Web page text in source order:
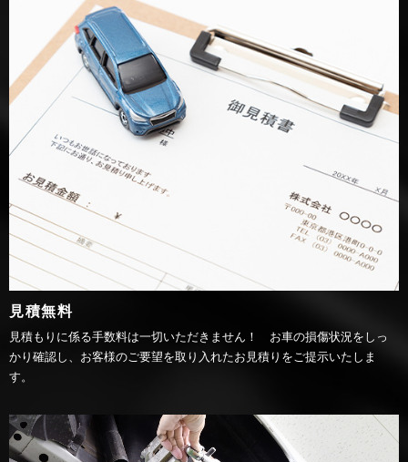
見積無料
見積もりに係る手数料は一切いただきません！ お車の損傷状況をしっ
かり確認し、お客様のご要望を取り入れたお見積りをご提示いたしま
す。